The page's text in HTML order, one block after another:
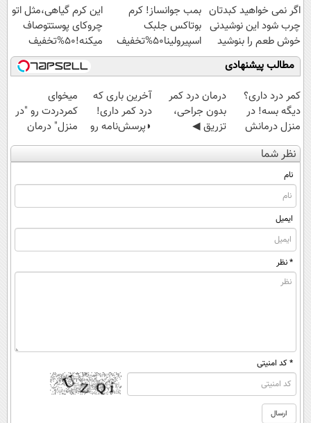
ویژه
اگر نمی خواهید کبدتان
چرب شود این نوشیدنی
خوش طعم را بنوشید
بمب جوانساز! کرم
بوتاکس جلبک
اسپیرولینا50%تخفیف
این کرم گیاهی،مثل اتو
چروکای پوستتوصاف
میکنه!50%تخفیف
مطالب پیشنهادی
کمر درد داری؟
دیگه بسه! در
منزل درمانش
کن
(◀پرسش‌نامه)
درمان درد کمر
بدون جراحی،
تزریق ◀
پرسش‌نامه رو پر
کن ▶
آخرین باری که
درد کمر داری!
◗پرسش‌نامه رو
پر کن◖
میخوای
کمردردت رو "در
منزل" درمان
کنی؟ (◂فیلم +
◂پرسش‌نامه)
نظر شما
نام
ایمیل
* نظر
* کد امنیتی